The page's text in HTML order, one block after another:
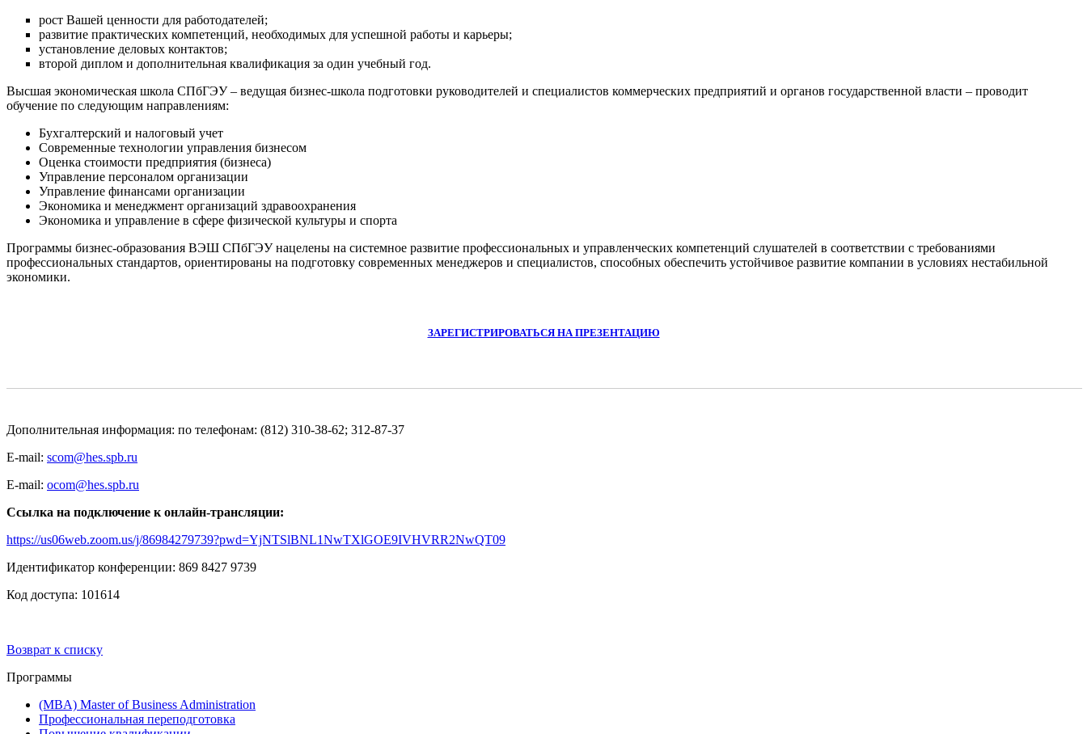
рост Вашей ценности для работодателей;
развитие практических компетенций, необходимых для успешной работы и карьеры;
установление деловых контактов;
второй диплом и дополнительная квалификация за один учебный год.
Высшая экономическая школа СПбГЭУ – ведущая бизнес-школа подготовки руководителей и специалистов коммерческих предприятий и органов государственной власти – проводит
обучение по следующим направлениям:
Бухгалтерский и налоговый учет
Современные технологии управления бизнесом
Оценка стоимости предприятия (бизнеса)
Управление персоналом организации
Управление финансами организации
Экономика и менеджмент организаций здравоохранения
Экономика и управление в сфере физической культуры и спорта
Программы бизнес-образования ВЭШ СПбГЭУ нацелены на системное развитие профессиональных и управленческих компетенций слушателей в соответствии с требованиями
профессиональных стандартов, ориентированы на подготовку современных менеджеров и специалистов, способных обеспечить устойчивое развитие компании в условиях нестабильной
экономики.
ЗАРЕГИСТРИРОВАТЬСЯ НА ПРЕЗЕНТАЦИЮ
Дополнительная информация: по телефонам: (812) 310-38-62; 312-87-37
E-mail: scom@hes.spb.ru
E-mail: ocom@hes.spb.ru
Cсылка на подключение к онлайн-трансляции:
https://us06web.zoom.us/j/86984279739?pwd=YjNTSlBNL1NwTXlGOE9IVHVRR2NwQT09
Идентификатор конференции: 869 8427 9739
Код доступа: 101614
Возврат к списку
Программы
(MBA) Master of Business Administration
Профессиональная переподготовка